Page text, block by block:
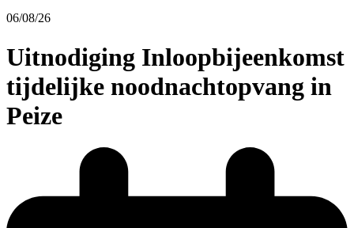
06/08/26
Uitnodiging Inloopbijeenkomst
tijdelijke noodnachtopvang in
Peize